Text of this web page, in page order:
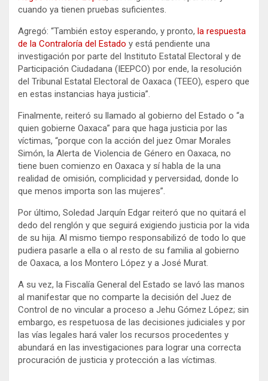
cuando ya tienen pruebas suficientes.
Agregó: “También estoy esperando, y pronto, la respuesta
de la Contraloría del Estado y está pendiente una
investigación por parte del Instituto Estatal Electoral y de
Participación Ciudadana (IEEPCO) por ende, la resolución
del Tribunal Estatal Electoral de Oaxaca (TEEO), espero que
en estas instancias haya justicia”.
Finalmente, reiteró su llamado al gobierno del Estado o “a
quien gobierne Oaxaca” para que haga justicia por las
víctimas, “porque con la acción del juez Omar Morales
Simón, la Alerta de Violencia de Género en Oaxaca, no
tiene buen comienzo en Oaxaca y sí habla de la una
realidad de omisión, complicidad y perversidad, donde lo
que menos importa son las mujeres”.
Por último, Soledad Jarquín Edgar reiteró que no quitará el
dedo del renglón y que seguirá exigiendo justicia por la vida
de su hija. Al mismo tiempo responsabilizó de todo lo que
pudiera pasarle a ella o al resto de su familia al gobierno
de Oaxaca, a los Montero López y a José Murat.
A su vez, la Fiscalía General del Estado se lavó las manos
al manifestar que no comparte la decisión del Juez de
Control de no vincular a proceso a Jehu Gómez López; sin
embargo, es respetuosa de las decisiones judiciales y por
las vías legales hará valer los recursos procedentes y
abundará en las investigaciones para lograr una correcta
procuración de justicia y protección a las víctimas.